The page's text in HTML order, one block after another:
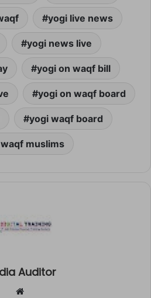
yogi live news
yogi news live
yogi on waqf bill
yogi on waqf board
yogi waqf board
muslims
Auditor
Website